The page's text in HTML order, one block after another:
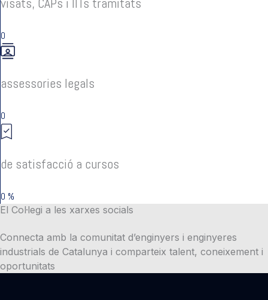
0
assessories legals
0
de satisfacció a cursos
0 %
El Col·legi a les xarxes socials
Connecta amb la comunitat d’enginyers i enginyeres
industrials de Catalunya i comparteix talent, coneixement i
oportunitats